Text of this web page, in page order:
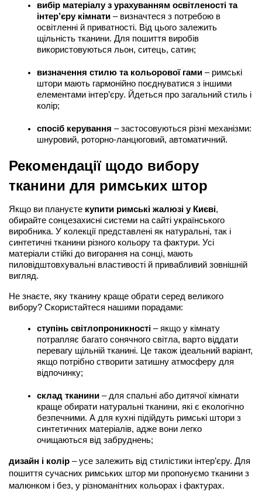
вибір матеріалу з урахуванням освітленості та
інтер’єру кімнати – визначтеся з потребою в
освітленні й приватності. Від цього залежить
щільність тканини. Для пошиття виробів
використовуються льон, ситець, сатин;
визначення стилю та кольорової гами – римські
штори мають гармонійно поєднуватися з іншими
елементами інтер’єру. Йдеться про загальний стиль і
колір;
спосіб керування – застосовуються різні механізми:
шнуровий, роторно-ланцюговий, автоматичний.
Рекомендації щодо вибору
тканини для римських штор
Якщо ви плануєте купити римські жалюзі у Києві,
обирайте сонцезахисні системи на сайті українського
виробника. У колекції представлені як натуральні, так і
синтетичні тканини різного кольору та фактури. Усі
матеріали стійкі до вигорання на сонці, мають
пиловідштовхувальні властивості й привабливий зовнішній
вигляд.
Не знаєте, яку тканину краще обрати серед великого
вибору? Скористайтеся нашими порадами:
ступінь світлопроникності – якщо у кімнату
потрапляє багато сонячного світла, варто віддати
перевагу щільній тканині. Це також ідеальний варіант,
якщо потрібно створити затишну атмосферу для
відпочинку;
склад тканини – для спальні або дитячої кімнати
краще обирати натуральні тканини, які є екологічно
безпечними. А для кухні підійдуть римські штори з
синтетичних матеріалів, адже вони легко
очищаються від забруднень;
дизайн і колір – усе залежить від стилістики інтер’єру. Для
пошиття сучасних римських штор ми пропонуємо тканини з
малюнком і без, у різноманітних кольорах і фактурах.